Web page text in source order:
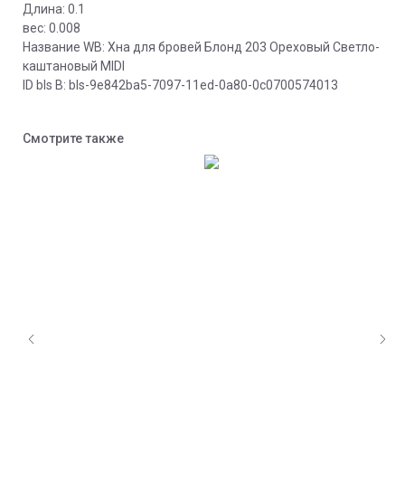
Длина: 0.1
вес: 0.008
Название WB: Хна для бровей Блонд 203 Ореховый Светло-
каштановый MIDI
ID bls В: bls-9e842ba5-7097-11ed-0a80-0c0700574013
Смотрите также